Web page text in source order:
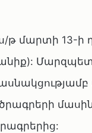
թ մարտի 13-ի